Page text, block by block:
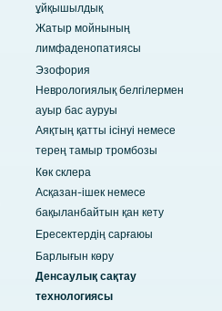
ұйқышылдық
Жатыр мойнының
лимфаденопатиясы
Эзофория
Неврологиялық белгілермен
ауыр бас ауруы
Аяқтың қатты ісінуі немесе
терең тамыр тромбозы
Көк склера
Асқазан-ішек немесе
бақыланбайтын қан кету
Ересектердің сарғаюы
Барлығын көру
Денсаулық сақтау
технологиясы